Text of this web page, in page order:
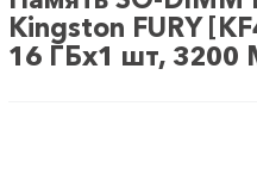
Kingston FURY
16 ГБx1 шт, 3200